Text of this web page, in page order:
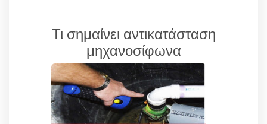
Τι σημαίνει αντικατάσταση
μηχανοσίφωνα